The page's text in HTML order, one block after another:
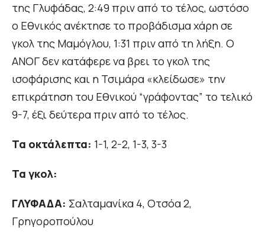
της Γλυφάδας, 2:49 πριν από το τέλος, ωστόσο
ο Εθνικός ανέκτησε το προβάδισμα χάρη σε
γκολ της Μαμόγλου, 1:31 πριν από τη λήξη. Ο
ΑΝΟΓ δεν κατάφερε να βρει το γκολ της
ισοφάρισης και η Τσιμάρα «κλείδωσε» την
επικράτηση του Εθνικού “γράφοντας” το τελικό
9-7, έξι δεύτερα πριν από το τέλος.
Τα οκτάλεπτα: 1-1, 2-2, 1-3, 3-3
Τα γκολ:
ΓΛΥΦΑΔΑ: Σαλταμανίκα 4, Οτσόα 2,
Γρηγοροπούλου